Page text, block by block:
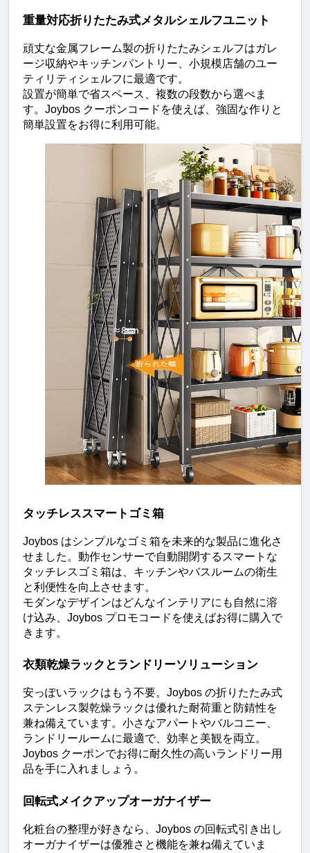
重量対応折りたたみ式メタルシェルフユニット
頑丈な金属フレーム製の折りたたみシェルフはガレ
ージ収納やキッチンパントリー、小規模店舗のユー
ティリティシェルフに最適です。
設置が簡単で省スペース、複数の段数から選べま
す。Joybos クーポンコードを使えば、強固な作りと
簡単設置をお得に利用可能。
タッチレススマートゴミ箱
Joybos はシンプルなゴミ箱を未来的な製品に進化さ
せました。動作センサーで自動開閉するスマートな
タッチレスゴミ箱は、キッチンやバスルームの衛生
と利便性を向上させます。
モダンなデザインはどんなインテリアにも自然に溶
け込み、Joybos プロモコードを使えばお得に購入で
きます。
衣類乾燥ラックとランドリーソリューション
安っぽいラックはもう不要。Joybos の折りたたみ式
ステンレス製乾燥ラックは優れた耐荷重と防錆性を
兼ね備えています。小さなアパートやバルコニー、
ランドリールームに最適で、効率と美観を両立。
Joybos クーポンでお得に耐久性の高いランドリー用
品を手に入れましょう。
回転式メイクアップオーガナイザー
化粧台の整理が好きなら、Joybos の回転式引き出し
オーガナイザーは優雅さと機能を兼ね備えていま